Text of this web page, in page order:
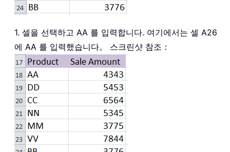
1. 셀을 선택하고 AA 를 입력합니다. 여기에서는 셀 A26
에 AA 를 입력했습니다。 스크린샷 참조：